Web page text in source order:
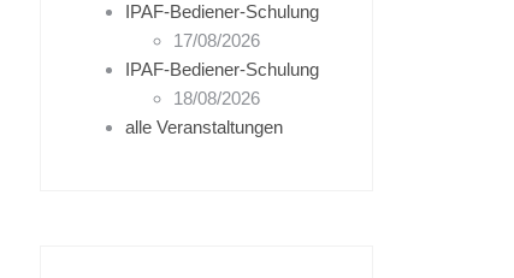
IPAF-Bediener-Schulung
17/08/2026
IPAF-Bediener-Schulung
18/08/2026
alle Veranstaltungen